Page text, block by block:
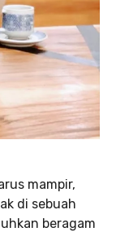
mampir,
di sebuah
beragam